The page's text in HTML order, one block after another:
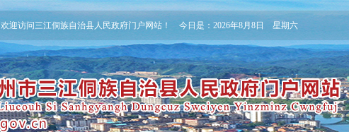
欢迎访问三江侗族自治县人民政府门户网站！ 今日是： 2026年8月8日 星期六